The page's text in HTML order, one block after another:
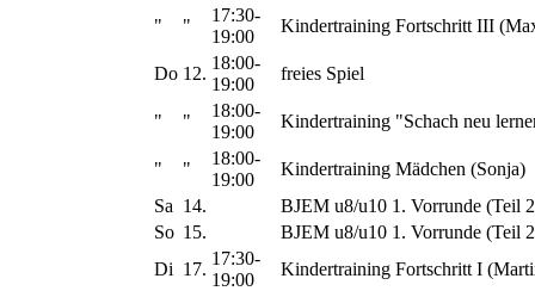
" "
17:30-
19:00
Kindertraining Fortschritt III
Do 12.
18:00-
19:00
freies Spiel
" "
18:00-
19:00
Kindertraining "Schach neu
" "
18:00-
19:00
Kindertraining Mädchen (Sonja)
Sa 14.
BJEM u8/u10 1. Vorrunde (Teil
So 15.
BJEM u8/u10 1. Vorrunde (Teil
Di 17.
17:30-
19:00
Kindertraining Fortschritt I